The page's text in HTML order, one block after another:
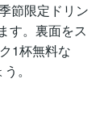
節限定ドリン
す。裏面をス
1杯無料な
。